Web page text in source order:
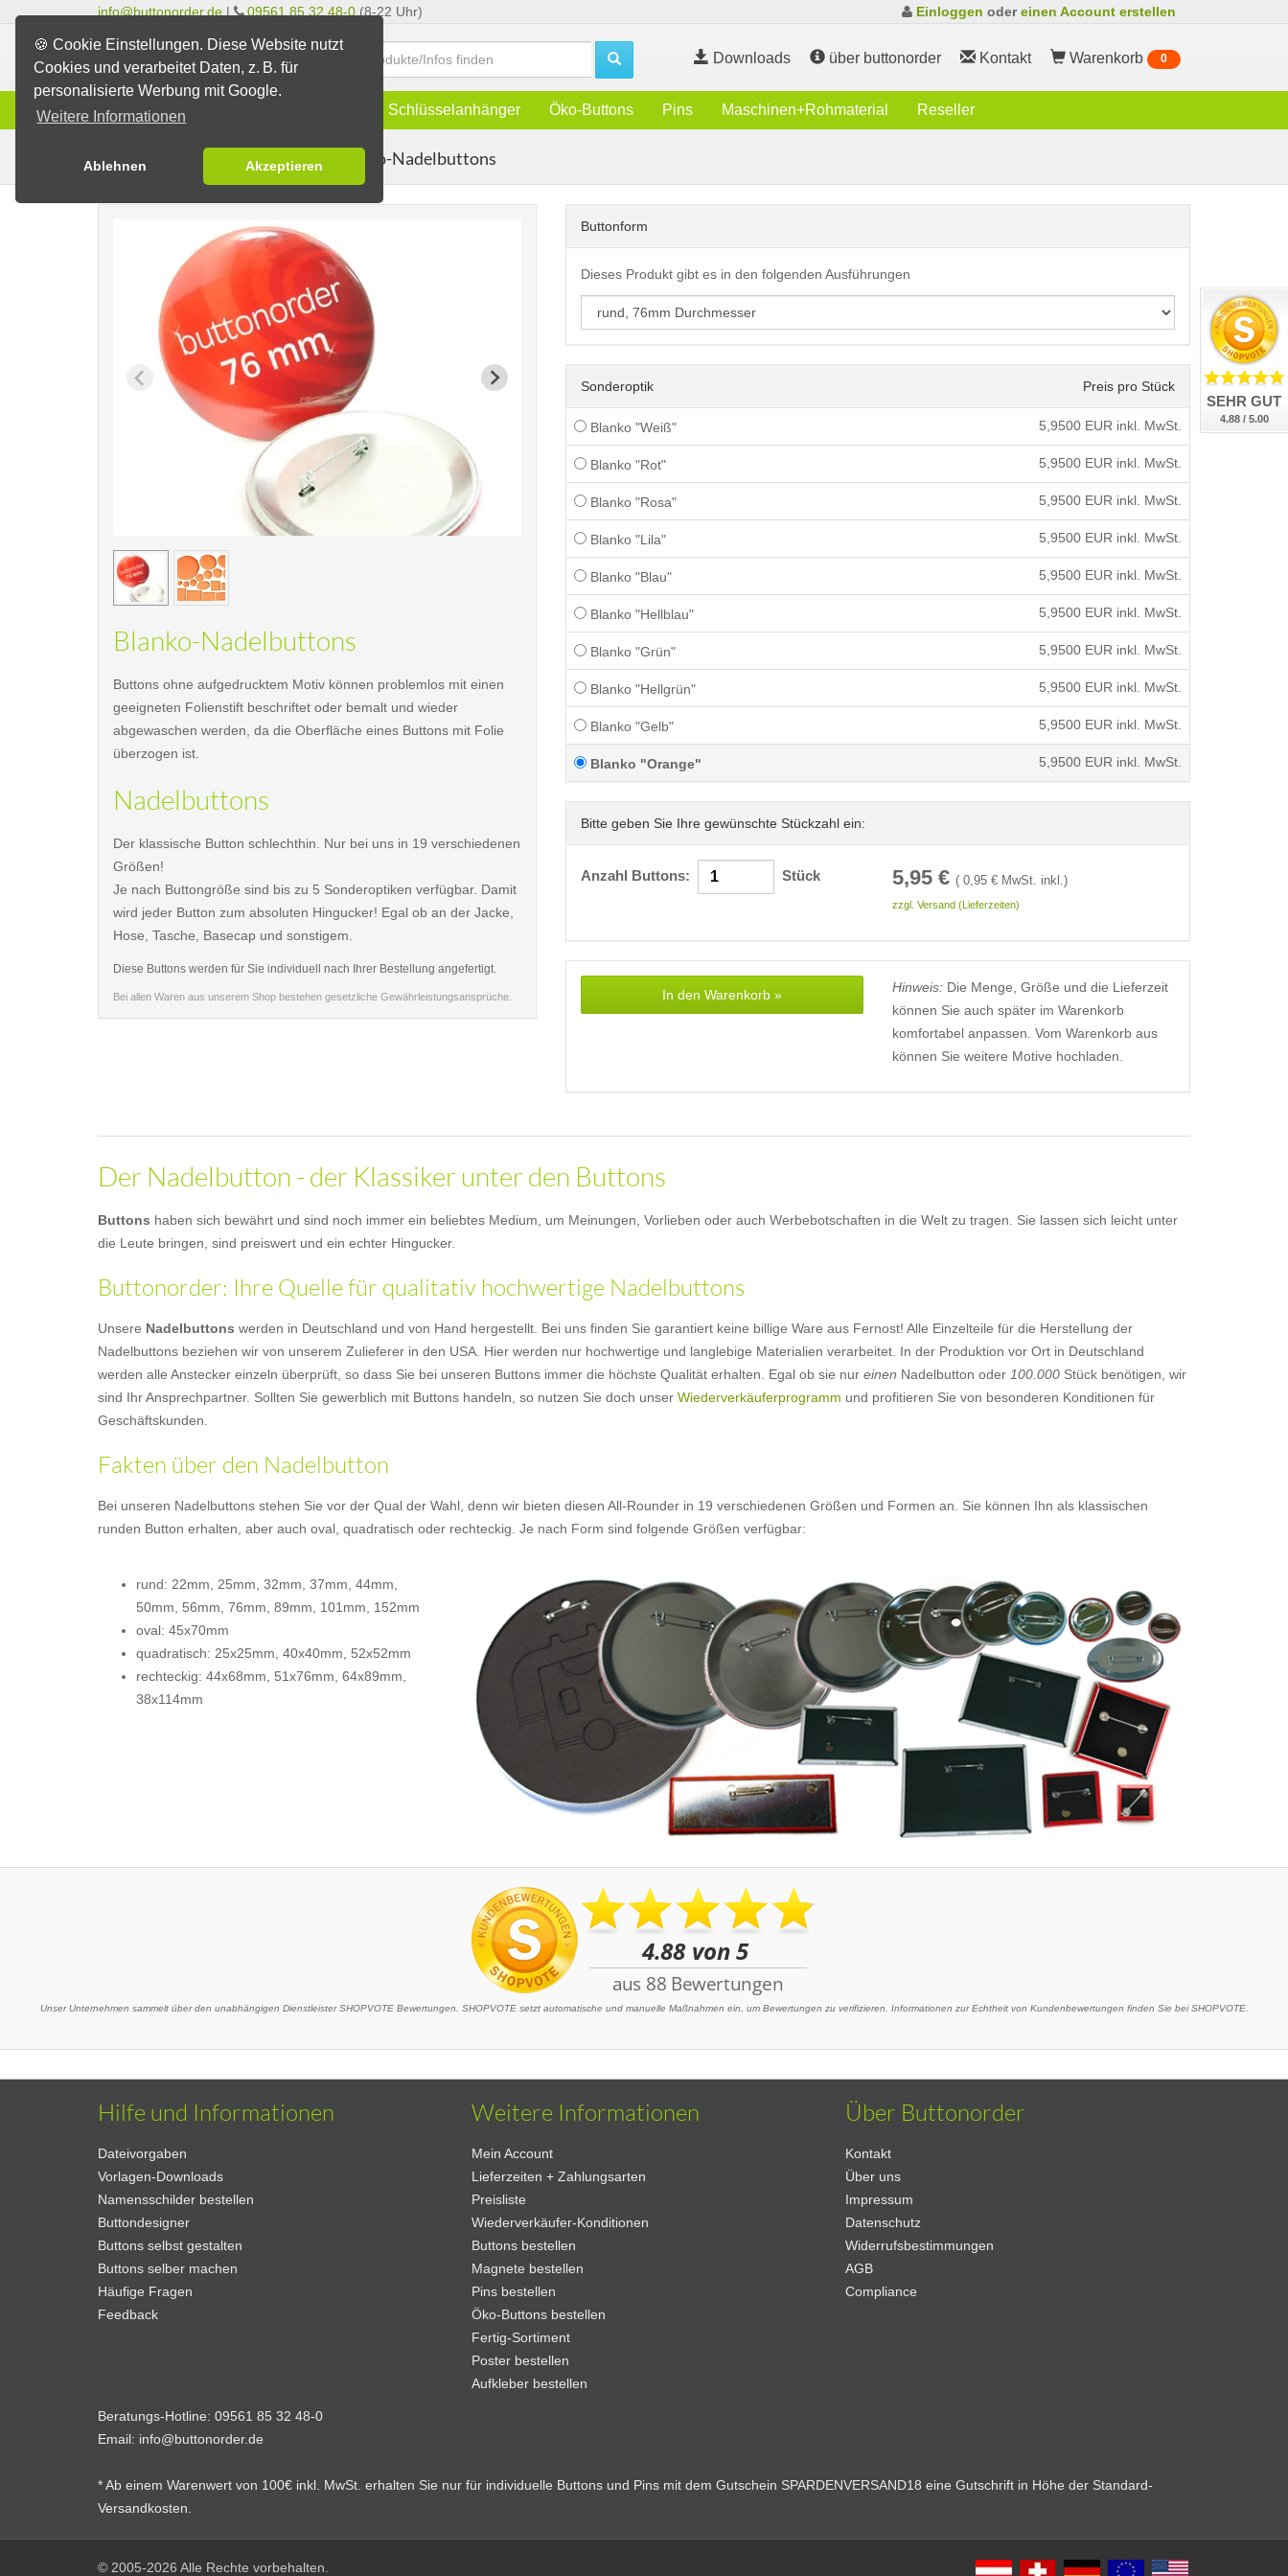
🍪 Cookie Einstellungen. Diese Website nutzt
Cookies und verarbeitet Daten, z. B. für
personalisierte Werbung mit Google.
Weitere Informationen
Ablehnen Akzeptieren
info@buttonorder.de | 09561 85 32 48-0 (8-22 Uhr) Einloggen odereinen Account erstellen
Downloads über buttonorder Kontakt Warenkorb 0
Infos Schlüsselanhänger Öko-Buttons Pins Maschinen+Rohmaterial Reseller
Fertig-Sortiment Blanko-Buttons Blanko-Nadelbuttons
< /picture> < /picture>
Blanko-Nadelbuttons
Buttons ohne aufgedrucktem Motiv können problemlos mit einen
geeigneten Folienstift beschriftet oder bemalt und wieder
abgewaschen werden, da die Oberfläche eines Buttons mit Folie
überzogen ist.
Nadelbuttons
Der klassische Button schlechthin. Nur bei uns in 19 verschiedenen
Größen!
Je nach Buttongröße sind bis zu 5 Sonderoptiken verfügbar. Damit
wird jeder Button zum absoluten Hingucker! Egal ob an der Jacke,
Hose, Tasche, Basecap und sonstigem.
Diese Buttons werden für Sie individuell nach Ihrer Bestellung angefertigt.
Bei allen Waren aus unserem Shop bestehen gesetzliche Gewährleistungsansprüche.
Buttonform
Dieses Produkt gibt es in den folgenden Ausführungen
Sonderoptik Preis pro Stück
Blanko "Weiß" 5,9500 EUR inkl. MwSt.
Blanko "Rot" 5,9500 EUR inkl. MwSt.
Blanko "Rosa" 5,9500 EUR inkl. MwSt.
Blanko "Lila" 5,9500 EUR inkl. MwSt.
Blanko "Blau" 5,9500 EUR inkl. MwSt.
Blanko "Hellblau" 5,9500 EUR inkl. MwSt.
Blanko "Grün" 5,9500 EUR inkl. MwSt.
Blanko "Hellgrün" 5,9500 EUR inkl. MwSt.
Blanko "Gelb" 5,9500 EUR inkl. MwSt.
Blanko "Orange" 5,9500 EUR inkl. MwSt.
Bitte geben Sie Ihre gewünschte Stückzahl ein:
Anzahl Buttons: Stück 5,95€ ( 0,95€ MwSt. inkl.)
zzgl. Versand (Lieferzeiten)
In den Warenkorb » Hinweis:Die Menge, Größe und die Lieferzeit
können Sie auch später im Warenkorb
komfortabel anpassen. Vom Warenkorb aus
können Sie weitere Motive hochladen.
Der Nadelbutton - der Klassiker unter den Buttons
Buttons haben sich bewährt und sind noch immer ein beliebtes Medium, um Meinungen, Vorlieben oder auch Werbebotschaften in die Welt zu tragen. Sie lassen sich leicht unter
die Leute bringen, sind preiswert und ein echter Hingucker.
Buttonorder: Ihre Quelle für qualitativ hochwertige Nadelbuttons
Unsere Nadelbuttons werden in Deutschland und von Hand hergestellt. Bei uns finden Sie garantiert keine billige Ware aus Fernost! Alle Einzelteile für die Herstellung der
Nadelbuttons beziehen wir von unserem Zulieferer in den USA. Hier werden nur hochwertige und langlebige Materialien verarbeitet. In der Produktion vor Ort in Deutschland
werden alle Anstecker einzeln überprüft, so dass Sie bei unseren Buttons immer die höchste Qualität erhalten. Egal ob sie nur einen Nadelbutton oder 100.000 Stück benötigen, wir
sind Ihr Ansprechpartner. Sollten Sie gewerblich mit Buttons handeln, so nutzen Sie doch unser Wiederverkäuferprogramm und profitieren Sie von besonderen Konditionen für
Geschäftskunden.
Fakten über den Nadelbutton
Bei unseren Nadelbuttons stehen Sie vor der Qual der Wahl, denn wir bieten diesen All-Rounder in 19 verschiedenen Größen und Formen an. Sie können Ihn als klassischen
runden Button erhalten, aber auch oval, quadratisch oder rechteckig. Je nach Form sind folgende Größen verfügbar:
rund: 22mm, 25mm, 32mm, 37mm, 44mm,
50mm, 56mm, 76mm, 89mm, 101mm, 152mm
oval: 45x70mm
quadratisch: 25x25mm, 40x40mm, 52x52mm
rechteckig: 44x68mm, 51x76mm, 64x89mm,
38x114mm
Unser Unternehmen sammelt über den unabhängigen Dienstleister SHOPVOTE Bewertungen. SHOPVOTE setzt automatische und manuelle Maßnahmen ein, um Bewertungen zu verifizieren. Informationen zur Echtheit von Kundenbewertungen finden Sie bei SHOPVOTE.
Hilfe und Informationen
Dateivorgaben
Vorlagen-Downloads
Namensschilder bestellen
Buttondesigner
Buttons selbst gestalten
Buttons selber machen
Häufige Fragen
Feedback
Weitere Informationen
Mein Account
Lieferzeiten + Zahlungsarten
Preisliste
Wiederverkäufer-Konditionen
Buttons bestellen
Magnete bestellen
Pins bestellen
Öko-Buttons bestellen
Fertig-Sortiment
Poster bestellen
Aufkleber bestellen
Über Buttonorder
Kontakt
Über uns
Impressum
Datenschutz
Widerrufsbestimmungen
AGB
Compliance
Beratungs-Hotline: 09561 85 32 48-0
Email: info@buttonorder.de
* Ab einem Warenwert von 100€ inkl. MwSt. erhalten Sie nur für individuelle Buttons und Pins mit dem Gutschein SPARDENVERSAND18 eine Gutschrift in Höhe der Standard-
Versandkosten.
© 2005-2026 Alle Rechte vorbehalten.
SEHR GUT
4.88 / 5.00